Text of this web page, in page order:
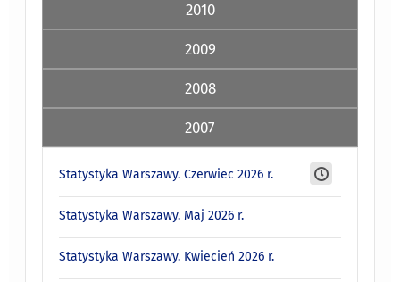
2010
2009
2008
2007
Statystyka Warszawy. Czerwiec 2026 r.
Statystyka Warszawy. Maj 2026 r.
Statystyka Warszawy. Kwiecień 2026 r.